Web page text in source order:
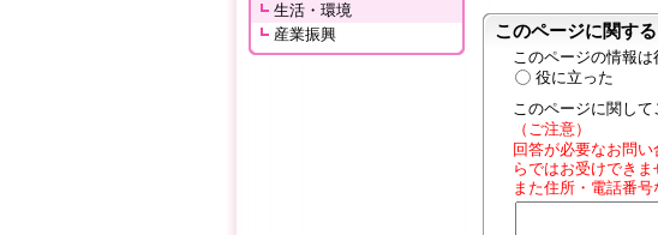
生活・環境
産業振興
このページに関す
このページの情報は
役に立った
このページに関して
（ご注意）
回答が必要なお問
らではお受けできま
また住所・電話番